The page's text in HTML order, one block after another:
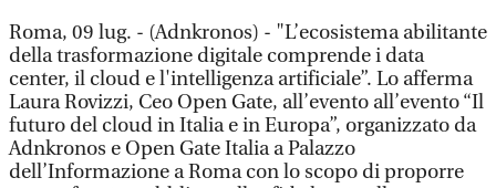
Roma, 09 lug. - (Adnkronos) - "L’ecosistema abilitante
della trasformazione digitale comprende i data
center, il cloud e l'intelligenza artificiale”. Lo afferma
Laura Rovizzi, Ceo Open Gate, all’evento all’evento “Il
futuro del cloud in Italia e in Europa”, organizzato da
Adnkronos e Open Gate Italia a Palazzo
dell’Informazione a Roma con lo scopo di proporre